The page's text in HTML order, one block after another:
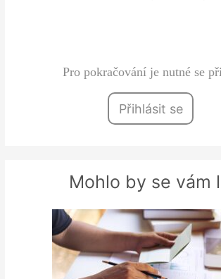
Pro pokračování je nutné se
Přihlásit se
Mohlo by se vám